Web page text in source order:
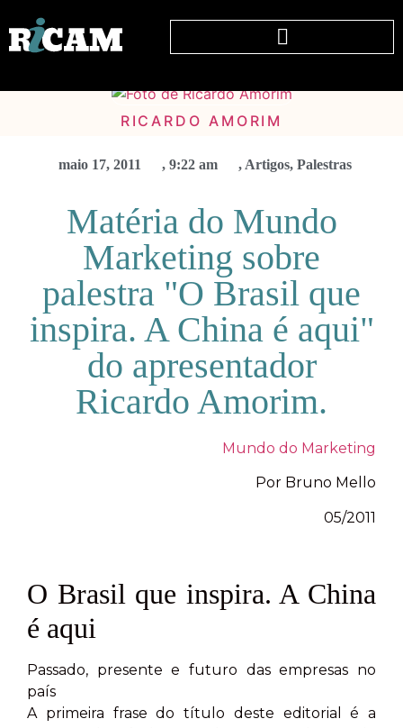
RICARDO AMORIM
maio 17, 2011 , 9:22 am , Artigos, Palestras
Matéria do Mundo
Marketing sobre
palestra "O Brasil que
inspira. A China é aqui"
do apresentador
Ricardo Amorim.
Mundo do Marketing
Por Bruno Mello
05/2011
O Brasil que inspira. A China
é aqui
Passado, presente e futuro das empresas no
país
A primeira frase do título deste editorial é a